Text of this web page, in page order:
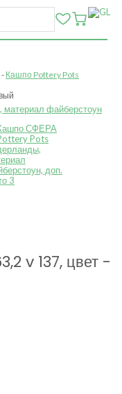
Кашпо Pottery Pots
v 137, цвет -